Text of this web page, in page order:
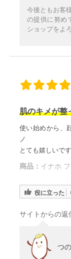
今後ともお客
の提供に努め
ショップをよ
肌のキメが整
使い始めから、
ノ
とても嬉しいで
商品： イナホ
役に立った
サイトからの返
つ